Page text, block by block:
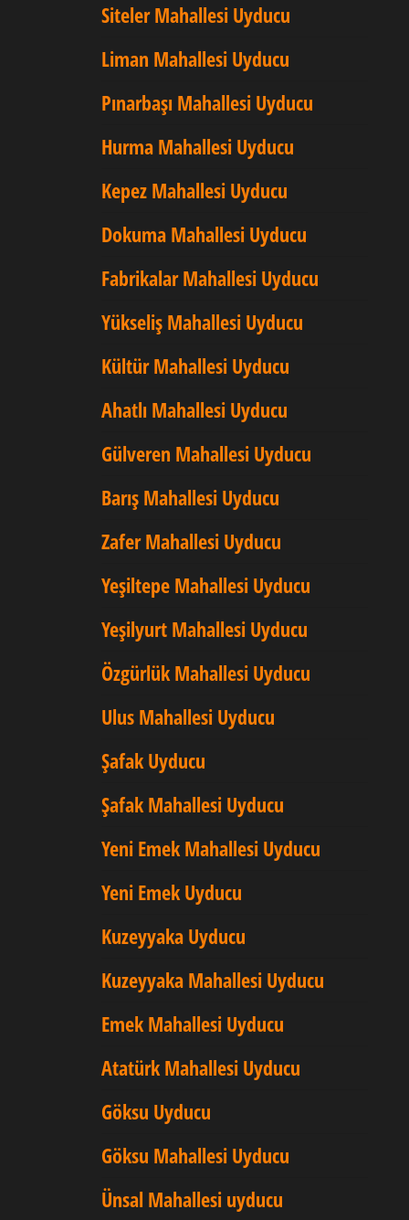
Siteler Mahallesi Uyducu
Liman Mahallesi Uyducu
Pınarbaşı Mahallesi Uyducu
Hurma Mahallesi Uyducu
Kepez Mahallesi Uyducu
Dokuma Mahallesi Uyducu
Fabrikalar Mahallesi Uyducu
Yükseliş Mahallesi Uyducu
Kültür Mahallesi Uyducu
Ahatlı Mahallesi Uyducu
Gülveren Mahallesi Uyducu
Barış Mahallesi Uyducu
Zafer Mahallesi Uyducu
Yeşiltepe Mahallesi Uyducu
Yeşilyurt Mahallesi Uyducu
Özgürlük Mahallesi Uyducu
Ulus Mahallesi Uyducu
Şafak Uyducu
Şafak Mahallesi Uyducu
Yeni Emek Mahallesi Uyducu
Yeni Emek Uyducu
Kuzeyyaka Uyducu
Kuzeyyaka Mahallesi Uyducu
Emek Mahallesi Uyducu
Atatürk Mahallesi Uyducu
Göksu Uyducu
Göksu Mahallesi Uyducu
Ünsal Mahallesi uyducu